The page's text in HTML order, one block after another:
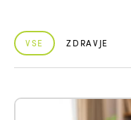
VSE ZDRAVJE